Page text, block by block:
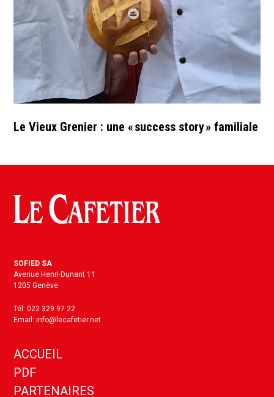
Le Vieux Grenier : une « success story » familiale
SOFIED SA
Avenue Henri-Dunant 11
1205 Genève
Tél: 022 329 97 22
Email: info@lecafetier.net
ACCUEIL
PDF
PARTENAIRES